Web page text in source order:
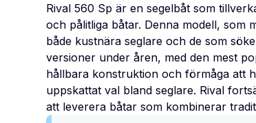
Rival 560 Sp är en segelbåt som
och pålitliga båtar. Denna modell,
både kustnära seglare och de som
versioner under åren, med den mest
hållbara konstruktion och förmåga att
uppskattat val bland seglare. Rival
att leverera båtar som kombinerar